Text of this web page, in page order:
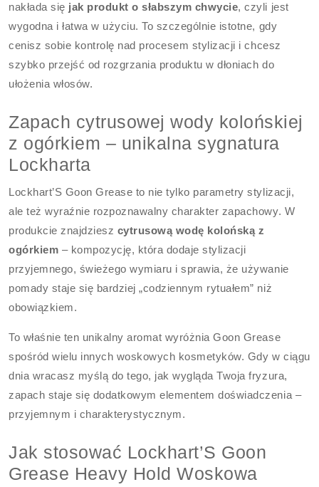
nakłada się jak produkt o słabszym chwycie, czyli jest
wygodna i łatwa w użyciu. To szczególnie istotne, gdy
cenisz sobie kontrolę nad procesem stylizacji i chcesz
szybko przejść od rozgrzania produktu w dłoniach do
ułożenia włosów.
Zapach cytrusowej wody kolońskiej
z ogórkiem – unikalna sygnatura
Lockharta
Lockhart’S Goon Grease to nie tylko parametry stylizacji,
ale też wyraźnie rozpoznawalny charakter zapachowy. W
produkcie znajdziesz cytrusową wodę kolońską z
ogórkiem – kompozycję, która dodaje stylizacji
przyjemnego, świeżego wymiaru i sprawia, że używanie
pomady staje się bardziej „codziennym rytuałem” niż
obowiązkiem.
To właśnie ten unikalny aromat wyróżnia Goon Grease
spośród wielu innych woskowych kosmetyków. Gdy w ciągu
dnia wracasz myślą do tego, jak wygląda Twoja fryzura,
zapach staje się dodatkowym elementem doświadczenia –
przyjemnym i charakterystycznym.
Jak stosować Lockhart’S Goon
Grease Heavy Hold Woskowa